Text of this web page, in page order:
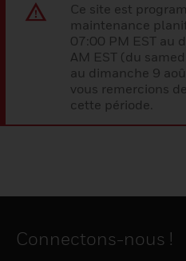
Ce site est
maintenance
07:00 PM EST au
AM EST (du
au dimanche 9
vous remercions
cette période.
Connectons-nous !